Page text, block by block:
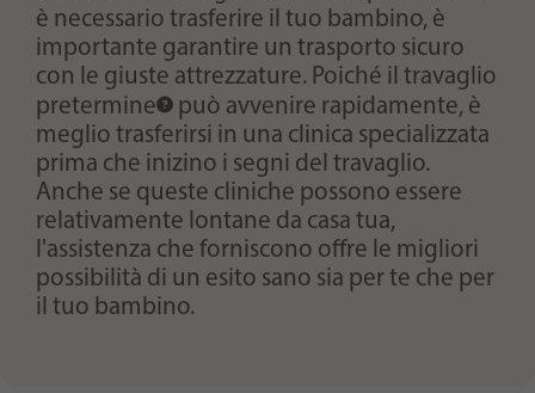
è necessario trasferire il tuo bambino, è
importante garantire un trasporto sicuro
con le giuste attrezzature. Poiché il travaglio
pretermine
può avvenire rapidamente, è
meglio trasferirsi in una clinica specializzata
prima che inizino i segni del travaglio.
Anche se queste cliniche possono essere
relativamente lontane da casa tua,
l'assistenza che forniscono offre le migliori
possibilità di un esito sano sia per te che per
il tuo bambino.